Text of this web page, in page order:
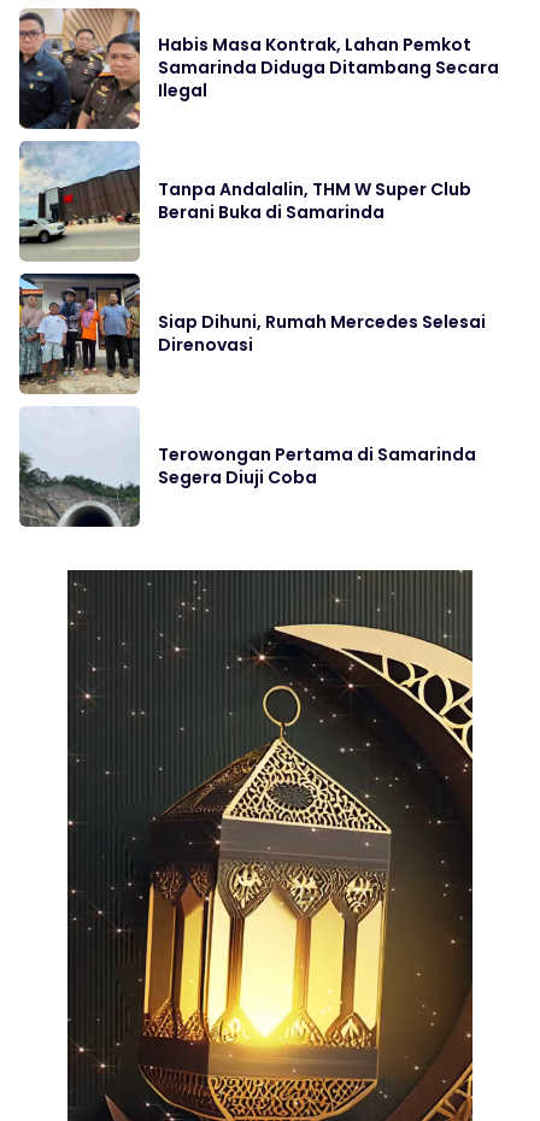
Habis Masa Kontrak, Lahan Pemkot
Samarinda Diduga Ditambang Secara
Ilegal
Tanpa Andalalin, THM W Super Club
Berani Buka di Samarinda
Siap Dihuni, Rumah Mercedes Selesai
Direnovasi
Terowongan Pertama di Samarinda
Segera Diuji Coba